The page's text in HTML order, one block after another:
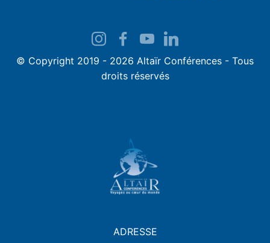
© Copyright 2019 - 2026 Altaïr Conférences - Tous
droits réservés
ADRESSE